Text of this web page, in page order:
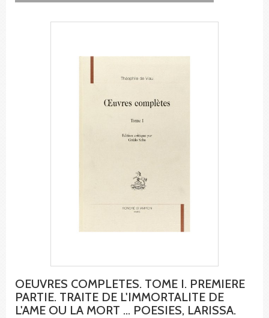
OEUVRES COMPLETES. TOME I. PREMIERE
PARTIE. TRAITE DE L'IMMORTALITE DE
L'AME OU LA MORT ... POESIES, LARISSA.